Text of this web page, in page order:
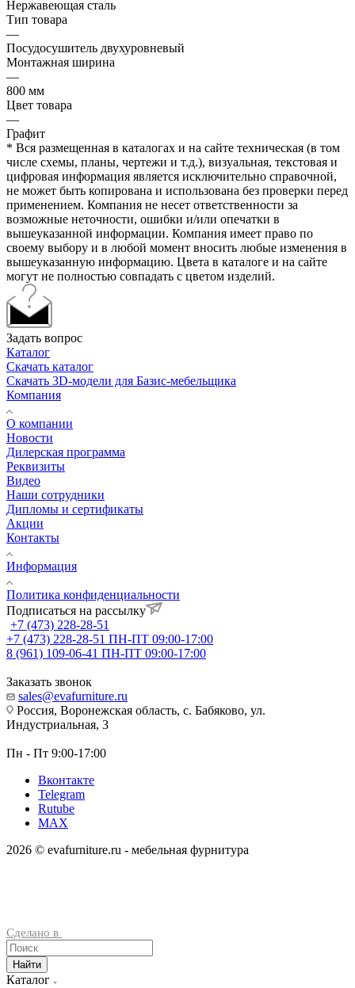
Нержавеющая сталь
Тип товара
—
Посудосушитель двухуровневый
Монтажная ширина
—
800 мм
Цвет товара
—
Графит
* Вся размещенная в каталогах и на сайте техническая (в том
числе схемы, планы, чертежи и т.д.), визуальная, текстовая и
цифровая информация является исключительно справочной,
не может быть копирована и использована без проверки перед
применением. Компания не несет ответственности за
возможные неточности, ошибки и/или опечатки в
вышеуказанной информации. Компания имеет право по
своему выбору и в любой момент вносить любые изменения в
вышеуказанную информацию. Цвета в каталоге и на сайте
могут не полностью совпадать с цветом изделий.
Задать вопрос
Каталог
Скачать каталог
Скачать 3D-модели для Базис-мебельщика
Компания
О компании
Новости
Дилерская программа
Реквизиты
Видео
Наши сотрудники
Дипломы и сертификаты
Акции
Контакты
Информация
Политика конфиденциальности
Подписаться на рассылку
+7 (473) 228-28-51
+7 (473) 228-28-51 ПН-ПТ 09:00-17:00
8 (961) 109-06-41 ПН-ПТ 09:00-17:00
Заказать звонок
sales@evafurniture.ru
Россия, Воронежская область, с. Бабяково, ул.
Индустриальная, 3
Пн - Пт 9:00-17:00
Вконтакте
Telegram
Rutube
MAX
2026 © evafurniture.ru - мебельная фурнитура
Сделано в
Найти
Каталог